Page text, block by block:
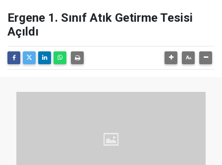
Ergene 1. Sınıf Atık Getirme Tesisi
Açıldı